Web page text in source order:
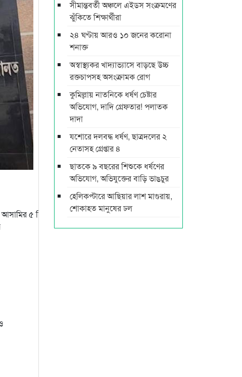
৫ দিন করে রিমান্ড মঞ্জুর করেছেন আদালত।
সীমান্তবর্তী অঞ্চলে এইডস সংক্রমণের
ঝুঁকিতে শিক্ষার্থীরা
২৪ ঘণ্টায় আরও ১০ জনের করোনা
শনাক্ত
অস্বাস্থ্যকর খাদ্যাভ্যাসে বাড়ছে উচ্চ
রক্তচাপসহ অসংক্রামক রোগ
কুমিল্লায় নাতনিকে ধর্ষণ চেষ্টার
অভিযোগ, দাদি গ্রেফতার! পলাতক
দাদা
যশোরে দলবদ্ধ ধর্ষণ, ছাত্রদলের ২
নেতাসহ গ্রেপ্তার ৪
ছাতকে ৯ বছরের শিশুকে ধর্ষণের
অভিযোগ, অভিযুক্তের বাড়ি ভাঙচুর
হেলিকপ্টারে আছিয়ার লাশ মাগুরায়,
শোকাহত মানুষের ঢল